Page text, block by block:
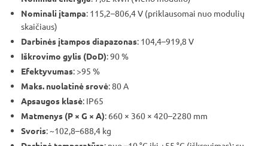
Nominali įtampa: 115,2–806,4 V (priklausomai nuo modulių
skaičiaus)
Darbinės įtampos diapazonas: 104,4–919,8 V
Iškrovimo gylis (DoD): 90 %
Efektyvumas: >95 %
Maks. nuolatinė srovė: 80 A
Apsaugos klasė: IP65
Matmenys (P × G × A): 660 × 360 × 420–2280 mm
Svoris: ~102,8–688,4 kg